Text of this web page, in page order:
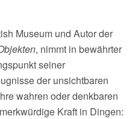
Museum und Autor der
, nimmt in bewährter
seiner
der unsichtbaren
wahren oder denkbaren
Kraft in Dingen: